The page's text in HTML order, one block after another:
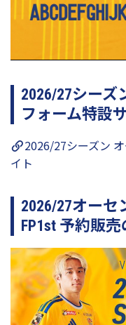
2026/27シーズ
フォーム特設
2026/27シーズン
イト
2026/27オー
FP1st 予約販